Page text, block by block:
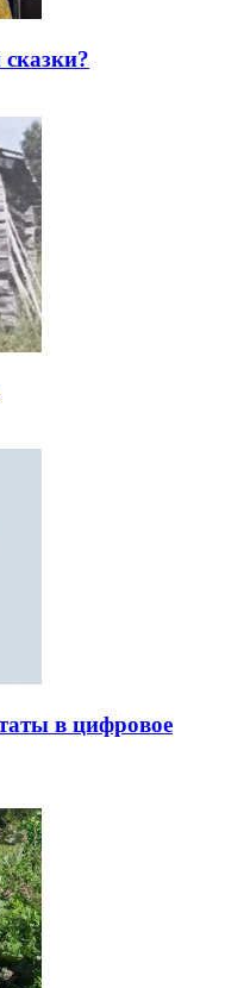
в цифровое